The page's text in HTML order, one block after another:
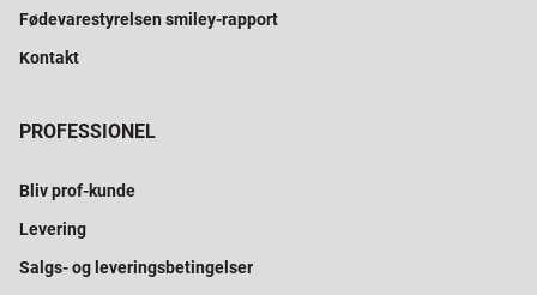
Fødevarestyrelsen smiley-rapport
Kontakt
PROFESSIONEL
Bliv prof-kunde
Levering
Salgs- og leveringsbetingelser